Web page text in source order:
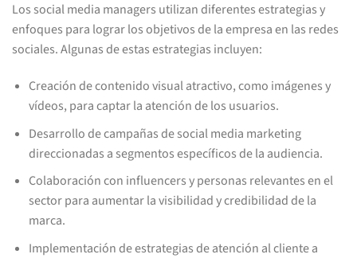
Los social media managers utilizan diferentes estrategias y
enfoques para lograr los objetivos de la empresa en las redes
sociales. Algunas de estas estrategias incluyen:
Creación de contenido visual atractivo, como imágenes y
vídeos, para captar la atención de los usuarios.
Desarrollo de campañas de social media marketing
direccionadas a segmentos específicos de la audiencia.
Colaboración con influencers y personas relevantes en el
sector para aumentar la visibilidad y credibilidad de la
marca.
Implementación de estrategias de atención al cliente a